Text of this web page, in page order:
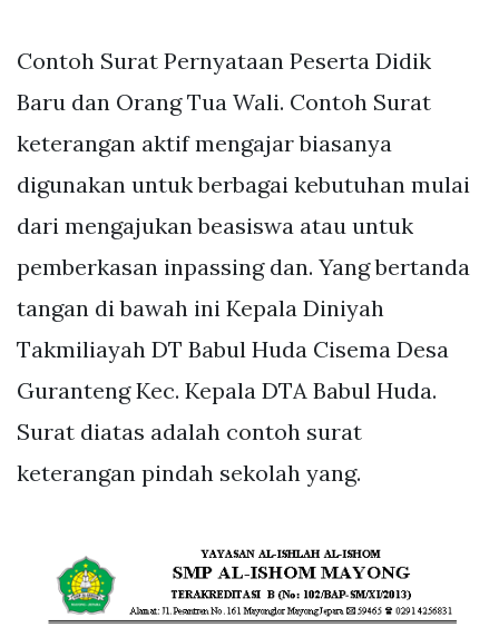
Contoh Surat Pernyataan Peserta Didik
Baru dan Orang Tua Wali. Contoh Surat
keterangan aktif mengajar biasanya
digunakan untuk berbagai kebutuhan mulai
dari mengajukan beasiswa atau untuk
pemberkasan inpassing dan. Yang bertanda
tangan di bawah ini Kepala Diniyah
Takmiliayah DT Babul Huda Cisema Desa
Guranteng Kec. Kepala DTA Babul Huda.
Surat diatas adalah contoh surat
keterangan pindah sekolah yang.